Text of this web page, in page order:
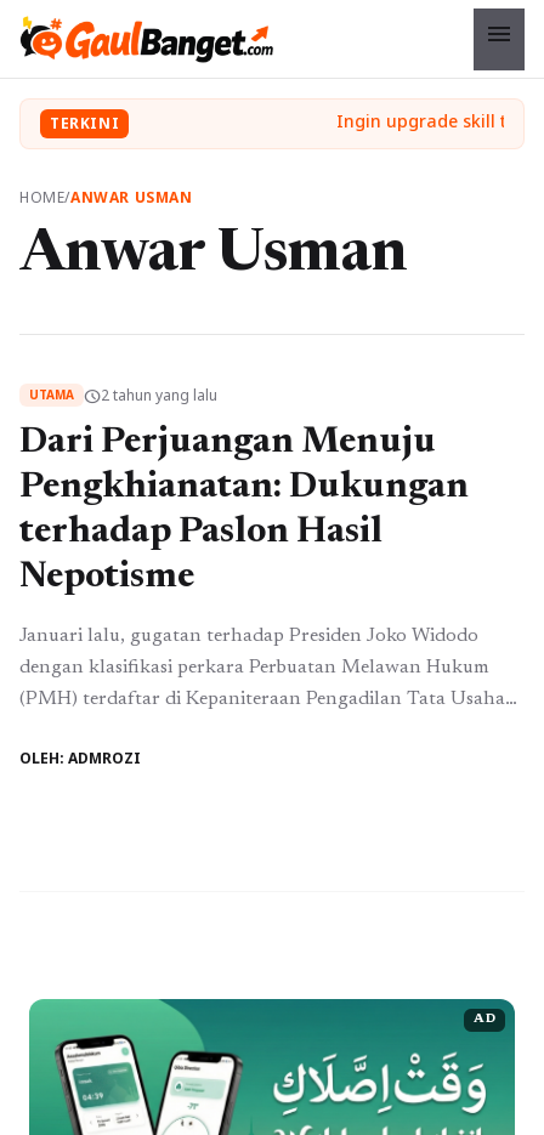
menu
TERKINI
HOME/ANWAR USMAN
Anwar Usman
UTAMA schedule2 tahun yang lalu
Dari Perjuangan Menuju
Pengkhianatan: Dukungan
terhadap Paslon Hasil
Nepotisme
Januari lalu, gugatan terhadap Presiden Joko Widodo
dengan klasifikasi perkara Perbuatan Melawan Hukum
(PMH) terdaftar di Kepaniteraan Pengadilan Tata Usaha
11/G/TF/2024/PTUN.JKT. Gugatan tersebut dilayangkan
OLEH: ADMROZI
AD